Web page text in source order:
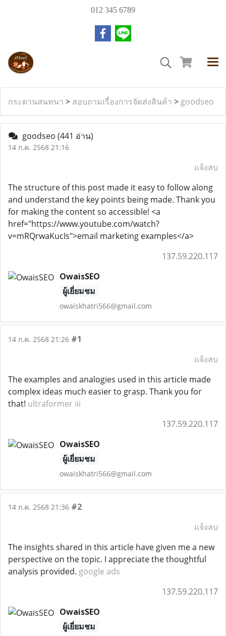
012 345 6789
กระดานสนทนา > สอบถามเรื่องการจัดส่งสินค้า > goodseo
goodseo (441 อ่าน)
14 ก.ค. 2568 21:16
แจ้งลบ
The structure of this post made it easy to follow along
and understand the key points being made. Thank you
for making the content so accessible! <a
href="https://www.youtube.com/watch?
v=mRQrwaKucIs">email marketing examples</a>
137.59.220.117
OwaisSEO
ผู้เยี่ยมชม
owaiskhatri566@gmail.com
14 ก.ค. 2568 21:26 #1
แจ้งลบ
The examples and analogies used in this article made
complex ideas much easier to grasp. Thank you for
that! ultraformer iii
137.59.220.117
OwaisSEO
ผู้เยี่ยมชม
owaiskhatri566@gmail.com
14 ก.ค. 2568 21:36 #2
แจ้งลบ
The insights shared in this article have given me a new
perspective on the topic. I appreciate the thoughtful
analysis provided. google ads
137.59.220.117
OwaisSEO
ผู้เยี่ยมชม